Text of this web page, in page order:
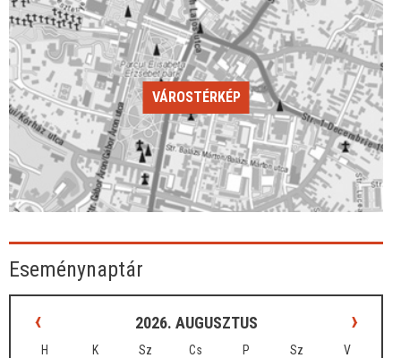
VÁROSTÉRKÉP
Eseménynaptár
‹ 2026. AUGUSZTUS ›
H K Sz Cs P Sz V